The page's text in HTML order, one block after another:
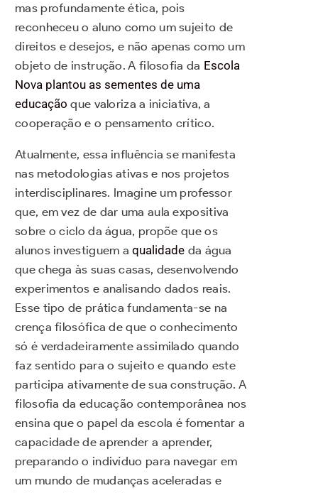
mas profundamente ética, pois
reconheceu o aluno como um sujeito de
direitos e desejos, e não apenas como um
objeto de instrução. A filosofia da Escola
Nova plantou as sementes de uma
educação que valoriza a iniciativa, a
cooperação e o pensamento crítico.
Atualmente, essa influência se manifesta
nas metodologias ativas e nos projetos
interdisciplinares. Imagine um professor
que, em vez de dar uma aula expositiva
sobre o ciclo da água, propõe que os
alunos investiguem aqualidade da água
que chega às suas casas, desenvolvendo
experimentos e analisando dados reais.
Esse tipo de prática fundamenta-se na
crença filosófica de que o conhecimento
só é verdadeiramente assimilado quando
faz sentido para o sujeito e quando este
participa ativamente de sua construção. A
filosofia da educação contemporânea nos
ensina que o papel da escola é fomentar a
capacidade de aprender a aprender,
preparando o indivíduo para navegar em
um mundo de mudanças aceleradas e